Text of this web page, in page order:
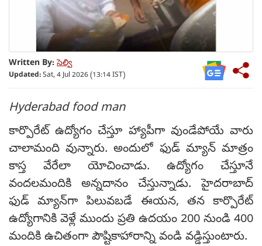
Written By: సెల్వి
Updated:Sat, 4 Jul 2026 (13:14 IST)
Hyderabad food man
కార్పొరేట్ ఉద్యోగం చేస్తూ హ్యాపీగా వుండేపోయే వారు
చాలామంది వున్నారు. అందులో ఫుడ్ మ్యాన్ మాత్రం
కాస్త వేరేలా యోచించాడు. ఉద్యోగం చేస్తూనే
వందలమందికి అన్నదానం చేస్తున్నాడు. హైదరాబాద్
ఫుడ్ మ్యాన్‌గా పిలువబడే ఈయన, తన కార్పొరేట్
ఉద్యోగానికి వెళ్లే ముందు ప్రతి ఉదయం 200 నుండి 400
మందికి ఉచితంగా పౌష్టికాహారాన్ని వండి వడ్డిస్తుంటారు.